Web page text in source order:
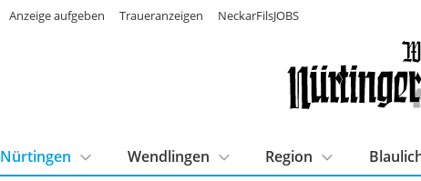
Nürtingen Wendlingen Region
Anzeige aufgeben Traueranzeigen NeckarFilsJOBS